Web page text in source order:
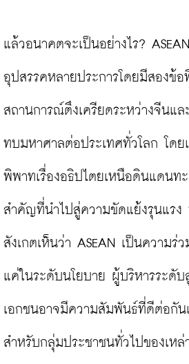
แล้วอนาคตจะเป็นอย่างไร?
อุปสรรคหลายประการโดยมีสองข้
สถานการณ์ตึงเครียดระหว่างจีนแ
ทบมหาศาลต่อประเทศทั่วโลก โดย
พิพาทเรื่องอธิปไตยเหนือดินแดนท
สำคัญที่นำไปสู่ความขัดแย้งรุนแรง
สังเกตเห็นว่า ASEAN เป็นความร่
แค่ในระดับนโยบาย ผู้บริหารระดับ
เอกชนอาจมีความสัมพันธ์ที่ดีต่อกัน
สำหรับกลุ่มประชาชนทั่วไปของเห